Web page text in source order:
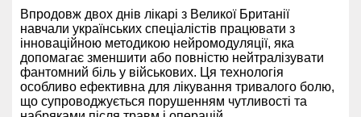
Впродовж двох днів лікарі з Великої Британії
навчали українських спеціалістів працювати з
інноваційною методикою нейромодуляції, яка
допомагає зменшити або повністю нейтралізувати
фантомний біль у військових. Ця технологія
особливо ефективна для лікування тривалого болю,
що супроводжується порушенням чутливості та